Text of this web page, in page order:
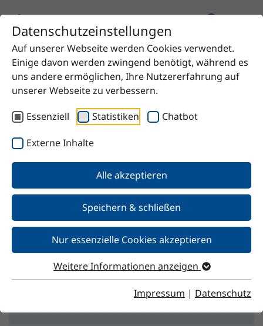
Datenschutzeinstellungen
Auf unserer Webseite werden Cookies verwendet.
Einige davon werden zwingend benötigt, während es
uns andere ermöglichen, Ihre Nutzererfahrung auf
unserer Webseite zu verbessern.
Essenziell
Statistiken Chatbot
Externe Inhalte
Alle akzeptieren
Speichern & schließen
Nur essenzielle Cookies akzeptieren
Weitere Informationen anzeigen
Impressum | Datenschutz
Startseite Produkt UNIQ®SPERSE 730 U
UNIQ®SPERSE 730 U
Merkmale